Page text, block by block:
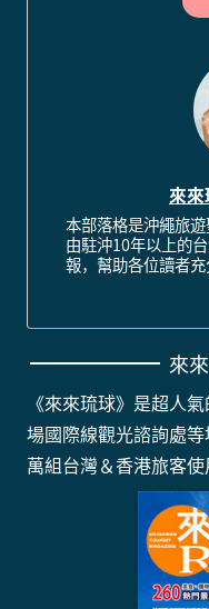
來
本部落格是沖繩旅遊
由駐沖10年以上的
報，幫助各位讀者充
來
《來來琉球》是超人
場國際線觀光諮詢處
萬組台灣＆香港旅客使